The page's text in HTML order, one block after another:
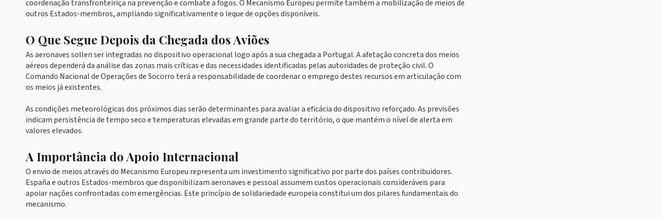
coordenação transfronteiriça na prevenção e combate a fogos. O Mecanismo Europeu permite também a mobilização de meios de
outros Estados-membros, ampliando significativamente o leque de opções disponíveis.
O Que Segue Depois da Chegada dos Aviões
As aeronaves sollen ser integradas no dispositivo operacional logo após a sua chegada a Portugal. A afetação concreta dos meios
aéreos dependerá da análise das zonas mais críticas e das necessidades identificadas pelas autoridades de proteção civil. O
Comando Nacional de Operações de Socorro terá a responsabilidade de coordenar o emprego destes recursos em articulação com
os meios já existentes.
As condições meteorológicas dos próximos dias serão determinantes para avaliar a eficácia do dispositivo reforçado. As previsões
indicam persistência de tempo seco e temperaturas elevadas em grande parte do território, o que mantém o nível de alerta em
valores elevados.
A Importância do Apoio Internacional
O envio de meios através do Mecanismo Europeu representa um investimento significativo por parte dos países contribuidores.
España e outros Estados-membros que disponibilizam aeronaves e pessoal assumem custos operacionais consideráveis para
apoiar nações confrontadas com emergências. Este princípio de solidariedade europeia constitui um dos pilares fundamentais do
mecanismo.